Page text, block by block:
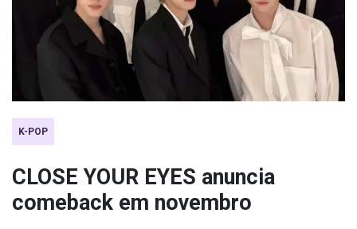
K-POP
CLOSE YOUR EYES anuncia
comeback em novembro